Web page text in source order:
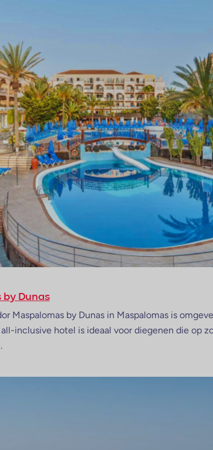
by Dunas
Maspalomas by Dunas in Maspalomas is
inclusive hotel is ideaal voor diegenen die op